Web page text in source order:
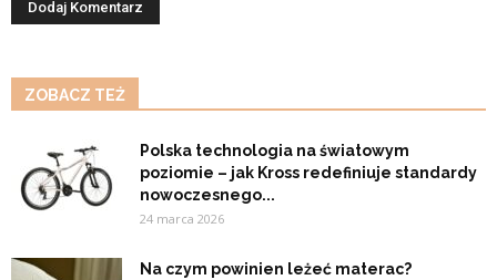
ZOBACZ TEŻ
Polska technologia na światowym
poziomie – jak Kross redefiniuje standardy
nowoczesnego...
24 marca 2026
Na czym powinien leżeć materac?